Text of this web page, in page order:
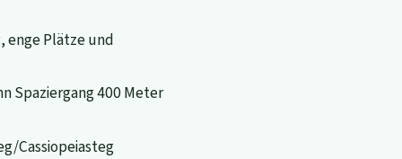
Plätze und
Spaziergang 400 Meter
Cassiopeiasteg